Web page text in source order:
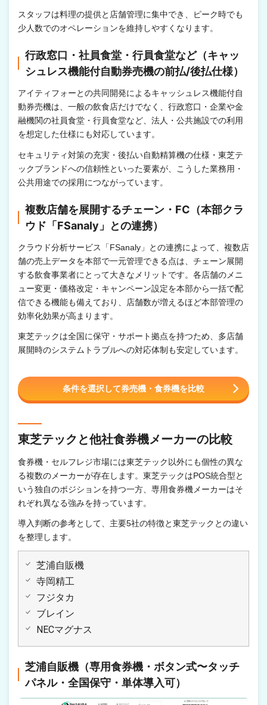
スタッフは料理の提供と店舗管理に集中でき、ピーク時でも
少人数でのオペレーションを維持しやすくなります。
行政窓口・社員食堂・行員食堂など（キャッ
シュレス機能付自動券売機の前払/後払仕様）
アイティフォーとの共同開発によるキャッシュレス機能付自
動券売機は、一般の飲食店だけでなく、行政窓口・企業や金
融機関の社員食堂・行員食堂など、法人・公共施設での利用
を想定した仕様にも対応しています。
セキュリティ対策の充実・後払い自動精算機の仕様・東芝テ
ックブランドへの信頼性といった要素が、こうした業務用・
公共用途での採用につながっています。
複数店舗を展開するチェーン・FC（本部クラ
ウド「FSanaly」との連携）
クラウド分析サービス「FSanaly」との連携によって、複数店
舗の売上データを本部で一元管理できる点は、チェーン展開
する飲食事業者にとって大きなメリットです。各店舗のメニ
ュー変更・価格改定・キャンペーン設定を本部から一括で配
信できる機能も備えており、店舗数が増えるほど本部管理の
効率化効果が高まります。
東芝テックは全国に保守・サポート拠点を持つため、多店舗
展開時のシステムトラブルへの対応体制も安定しています。
条件を選択して券売機・食券機を比較
東芝テックと他社食券機メーカーの比較
食券機・セルフレジ市場には東芝テック以外にも個性の異な
る複数のメーカーが存在します。東芝テックはPOS統合型と
いう独自のポジションを持つ一方、専用食券機メーカーはそ
れぞれ異なる強みを持っています。
導入判断の参考として、主要5社の特徴と東芝テックとの違い
を整理します。
芝浦自販機
寺岡精工
フジタカ
ブレイン
NECマグナス
芝浦自販機（専用食券機・ボタン式〜タッチ
パネル・全国保守・単体導入可）